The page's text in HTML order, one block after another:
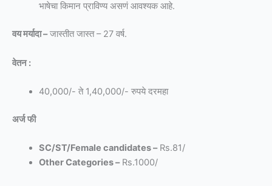
भाषेचा किमान प्राविण्य असणं आवश्यक आहे.
वय मर्यादा –जास्तीत जास्त – 27 वर्ष.
वेतन :
40,000/- ते 1,40,000/- रुपये दरमहा
अर्ज फी
SC/ST/Female candidates –Rs.81/
Other Categories –Rs.1000/